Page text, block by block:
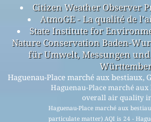
Citizen Weather Observer
AtmoGE - La qualité de
State Institute for
Nature Conservation Baden-
für Umwelt, Messungen
Haguenau-Place marché aux bestiaux,
Haguenau-Place marché aux
overall air quality
Haguenau-Place marché aux
particulate matter) AQI is 24 -